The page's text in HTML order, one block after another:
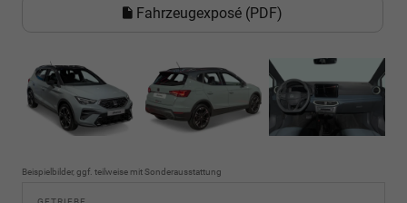
Fahrzeugexposé (PDF)
Beispielbilder, ggf. teilweise mit Sonderausstattung